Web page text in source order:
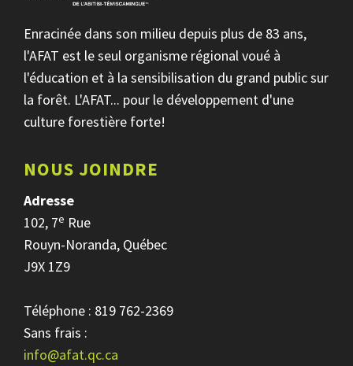
Enracinée dans son milieu depuis plus de 83 ans,
l'AFAT est le seul organisme régional voué à
l'éducation et à la sensibilisation du grand public sur
la forêt. L'AFAT... pour le développement d'une
culture forestière forte!
NOUS JOINDRE
Adresse
102, 7e Rue
Rouyn-Noranda, Québec
J9X 1Z9
Téléphone : 819 762-2369
Sans frais :
info@afat.qc.ca